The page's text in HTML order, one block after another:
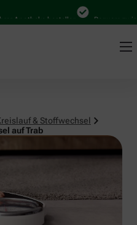
bestellen Bequem
& Stoffwechsel
auf Trab